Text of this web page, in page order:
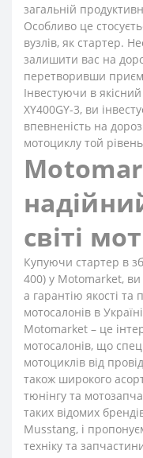
загальній
Особливо це
вузлів, як стартер.
залишити вас на
перетворивши
Інвестуючи в
XY400GY-3, ви
впевненість на
мотоциклу той рівень
світі
Купуючи стартер в
400) у Motomarket,
а гарантію якості та
мотосалонів в
Motomarket – це
мотосалонів, що
мотоциклів від
також широкого
тюнінгу та
таких відомих
Musstang, і
техніку та